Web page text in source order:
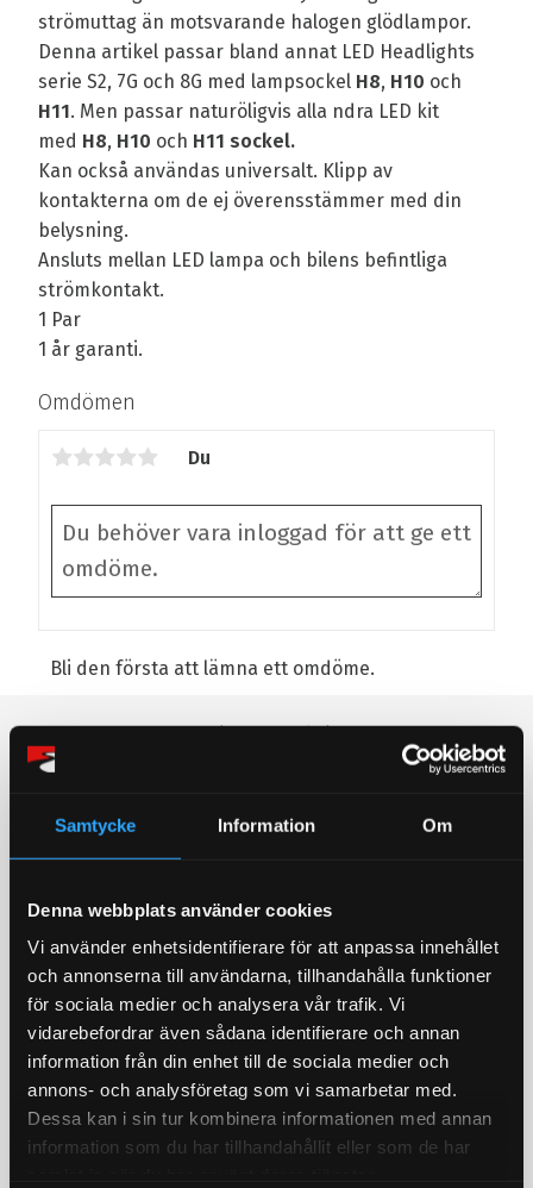
Samtycke Information Om
Denna webbplats använder cookies
Vi använder enhetsidentifierare för att anpassa innehållet
och annonserna till användarna, tillhandahålla funktioner
för sociala medier och analysera vår trafik. Vi
vidarebefordrar även sådana identifierare och annan
information från din enhet till de sociala medier och
annons- och analysföretag som vi samarbetar med.
Dessa kan i sin tur kombinera informationen med annan
information som du har tillhandahållit eller som de har
strömuttag än motsvarande halogen glödlampor.
Denna artikel passar bland annat LED Headlights
serie S2, 7G och 8G med lampsockel H8, H10 och
H11. Men passar naturöligvis alla ndra LED kit
med H8, H10 och H11 sockel.
Kan också användas universalt. Klipp av
kontakterna om de ej överensstämmer med din
belysning.
Ansluts mellan LED lampa och bilens befintliga
strömkontakt.
1 Par
1 år garanti.
Omdömen
Du
Bli den första att lämna ett omdöme.
Populära produkter
Bromsoksfärg ifrån
Foliatec, flera olika färger!
2- komponents
bromsoksfärg / Välj färg i
rullistan
429KR
STORSÄLJARE!
Bränslepump Walbro
GST450 450L/h in tank
Värstingbränslepump!
450l/timman
1 679 KR
STORSÄLJARE!